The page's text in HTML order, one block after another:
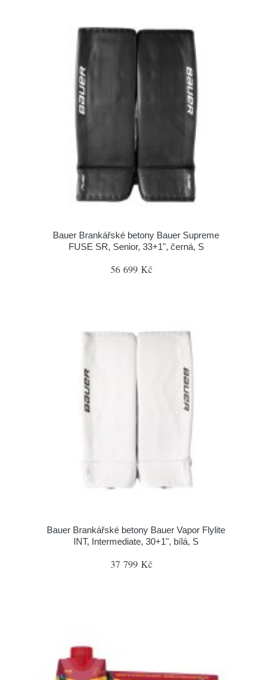
Bauer Brankářské betony Bauer Supreme
FUSE SR, Senior, 33+1", černá, S
56 699 Kč
Bauer Brankářské betony Bauer Vapor Flylite
INT, Intermediate, 30+1", bílá, S
37 799 Kč